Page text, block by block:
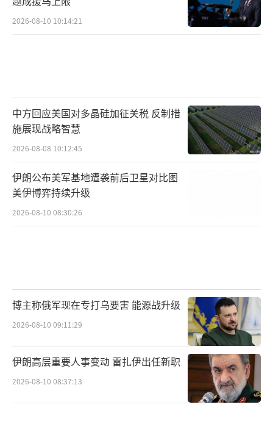
2026-08-10 10:14:21
中方回应美国对多晶硅加征关税 反制措
施展现战略智慧
2026-08-08 10:12:45
伊朗公布美军基地遭袭前后卫星对比图
美伊博弈持续升级
2026-08-10 08:30:26
博主称俄军现在专打乌要害 能源战升级
2026-08-10 09:11:29
伊朗高层重要人事变动 雷扎伊出任新职
2026-08-10 08:37:13